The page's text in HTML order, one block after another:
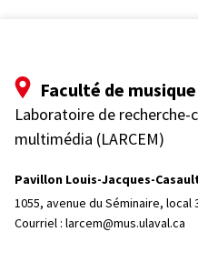
Faculté de musique
Laboratoire de
multimédia (LARCEM)
Pavillon Louis-Jacques-
1055, avenue du Séminaire, local
Courriel : larcem@mus.ulaval.ca